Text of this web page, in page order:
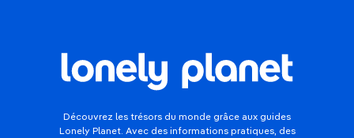
Découvrez les trésors du monde grâce aux guides
Lonely Planet. Avec des informations pratiques, des